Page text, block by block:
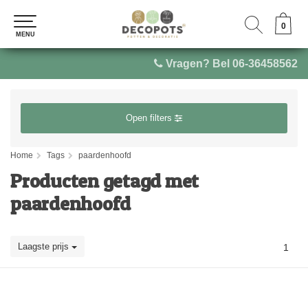
Vragen? Bel 06-36458562
0
MENU
0
MENU
Open filters
Home Tags paardenhoofd
Producten getagd met
paardenhoofd
Laagste prijs 1